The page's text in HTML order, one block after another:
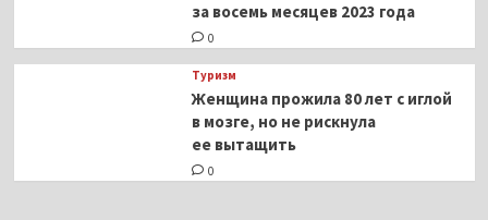
за восемь месяцев 2023 года
0
Туризм
Женщина прожила 80 лет с иглой
в мозге, но не рискнула
ее вытащить
0